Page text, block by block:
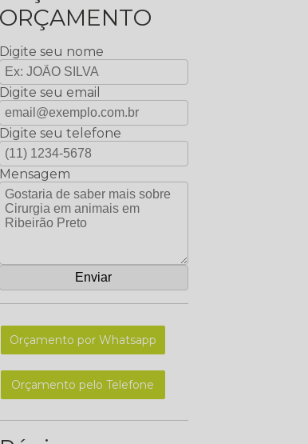
ORÇAMENTO
Digite seu nome
Digite seu email
Digite seu telefone
Mensagem
Orçamento por Whatsapp
Orçamento pelo Telefone